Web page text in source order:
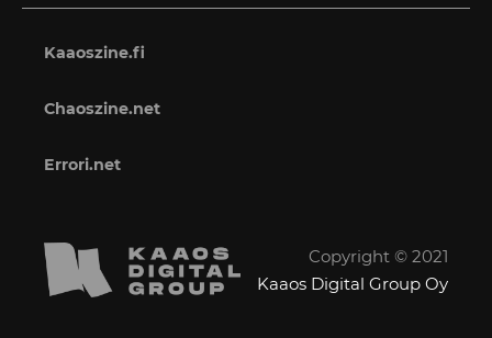
Kaaoszine.fi
Chaoszine.net
Errori.net
Copyright © 2021
Kaaos Digital Group Oy